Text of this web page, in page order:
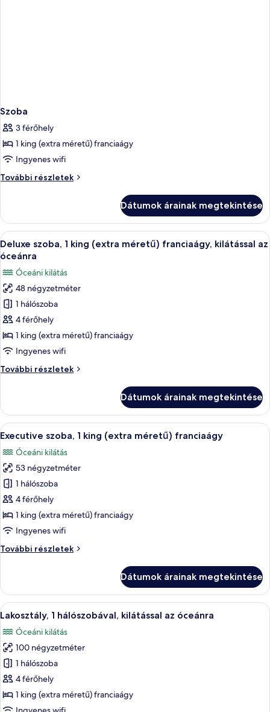
Szoba
3 férőhely
1 king (extra méretű) franciaágy
Ingyenes wifi
További részletek
Szoba
Dátumok árainak megtekintése
A
következő
szoba
összes
képének
megtekintése:
Deluxe
szoba,
1
(extra
kilátással
az
óceánra
Egy szállodai szoba, amelyben egy
9
Deluxe szoba, 1 king (extra méretű) franciaágy, kilátással az
óceánra
Óceáni kilátás
48 négyzetméter
1 hálószoba
4 férőhely
1 king (extra méretű) franciaágy
Ingyenes wifi
További részletek
Deluxe
(extra
méretű)
franciaágy,
az
óceánra
további
részletei
Dátumok árainak megtekintése
A
következő
szoba
összes
képének
megtekintése:
Executive
szoba,
king
franciaágy
Egy szállodai szoba, amelyben egy
10
Executive szoba, 1 king (extra méretű) franciaágy
Óceáni kilátás
53 négyzetméter
1 hálószoba
4 férőhely
1 king (extra méretű) franciaágy
Ingyenes wifi
További részletek
Executive
(extra
méretű)
franciaágy
részletei
Dátumok árainak megtekintése
A
következő
szoba
összes
képének
megtekintése:
Lakosztály,
1
Egy erkély, melyen fonott bútorok,
11
Lakosztály, 1 hálószobával, kilátással az óceánra
Óceáni kilátás
100 négyzetméter
1 hálószoba
4 férőhely
1 king (extra méretű) franciaágy